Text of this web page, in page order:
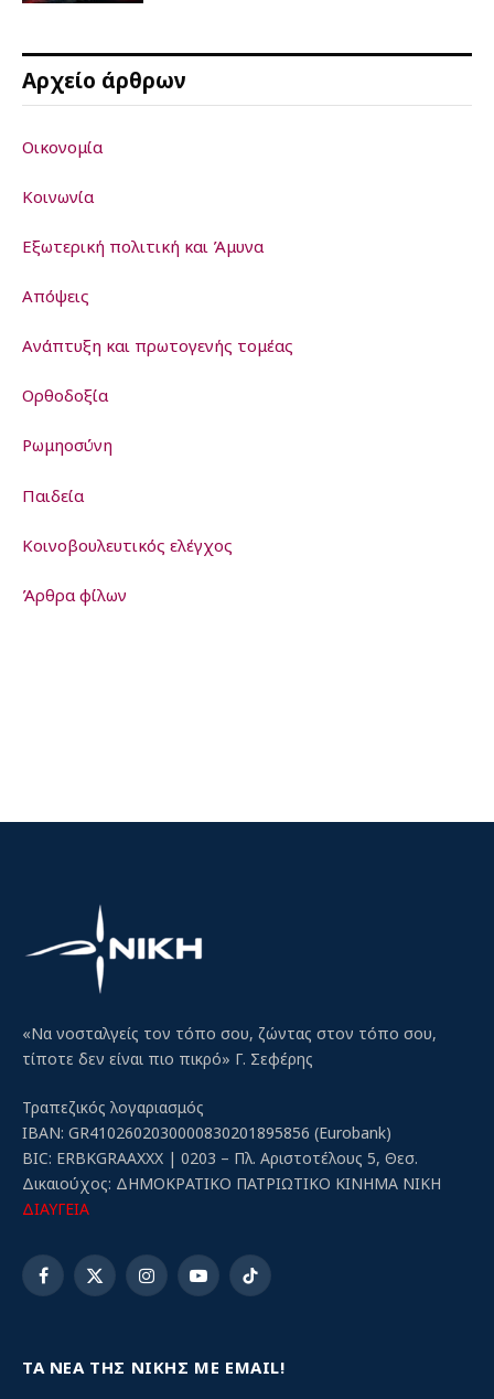
Αρχείο άρθρων
Οικονομία
Κοινωνία
Εξωτερική πολιτική και Άμυνα
Απόψεις
Ανάπτυξη και πρωτογενής τομέας
Ορθοδοξία
Ρωμηοσύνη
Παιδεία
Kοινοβουλευτικός ελέγχος
Άρθρα φίλων
«Να νοσταλγείς τον τόπο σου, ζώντας στον τόπο σου,
τίποτε δεν είναι πιο πικρό» Γ. Σεφέρης
Τραπεζικός λογαριασμός
IBAN: GR4102602030000830201895856 (Eurobank)
BIC: ERBKGRAAXXX | 0203 – Πλ. Αριστοτέλους 5, Θεσ.
Δικαιούχος: ΔΗΜΟΚΡΑΤΙΚΟ ΠΑΤΡΙΩΤΙΚΟ ΚΙΝΗΜΑ ΝΙΚΗ
ΔΙΑΥΓΕΙΑ
Facebook
X
InstagramYouTubeTikTok
ΤΑ ΝΕΑ ΤΗΣ ΝΙΚΗΣ ΜΕ EMAIL!